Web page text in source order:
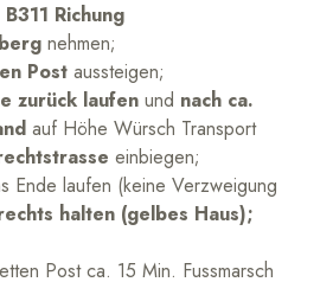
B311 Richung
nehmen;
Post aussteigen;
zurück laufen und nach ca.
auf Höhe Würsch Transport
einbiegen;
Ende laufen (keine Verzweigung
halten (gelbes Haus);
Post ca. 15 Min. Fussmarsch